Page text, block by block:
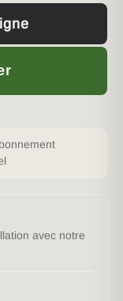
avec notre